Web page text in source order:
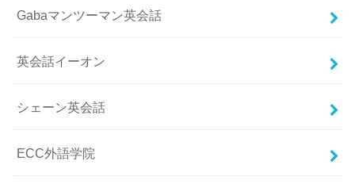
Gabaマンツーマン英会話
英会話イーオン
シェーン英会話
ECC外語学院